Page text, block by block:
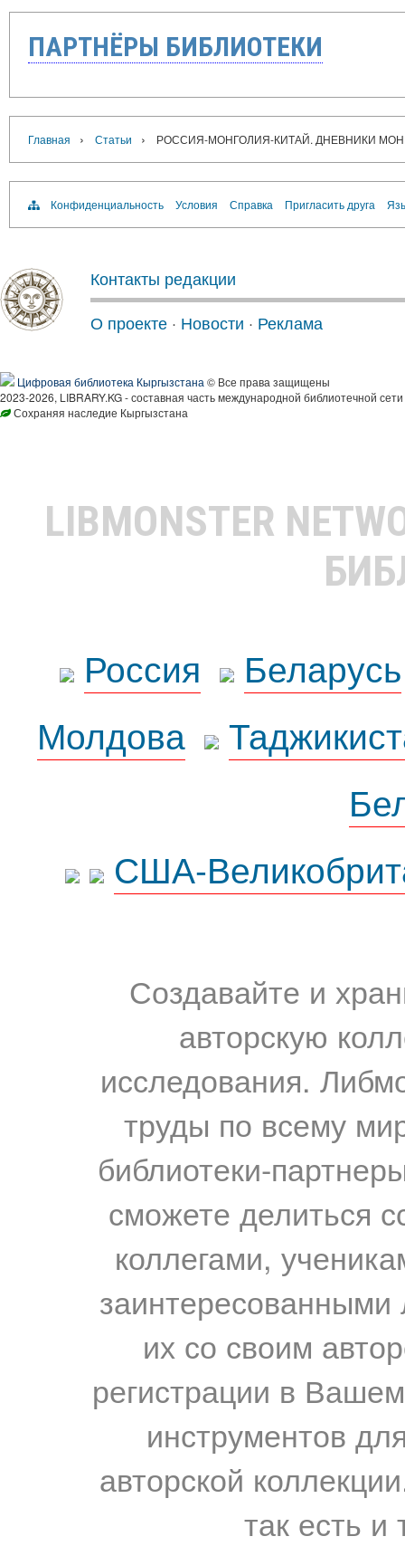
ПАРТНЁРЫ БИБЛИОТЕКИ
Главная › Статьи › РОССИЯ-МОНГОЛИЯ-КИТАЙ. ДНЕВНИКИ
Конфиденциальность Условия Справка Пригласить друга
Контакты редакции
О проекте · Новости · Реклама
Цифровая библиотека Кыргызстана © Все права защищены
2023-2026, LIBRARY.KG - составная часть международной библиотечной
Сохраняя наследие Кыргызстана
LIBMONSTER
Россия
Беларусь
Молдова
США-
Создавайте и
авторскую
исследования.
труды по всему
библиотеки-
сможете делиться
коллегами,
их со своим
регистрации в
инструментов
авторской
так есть и